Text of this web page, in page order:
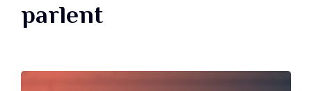
parlent